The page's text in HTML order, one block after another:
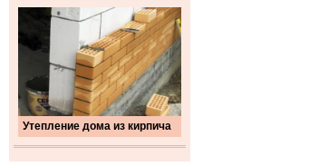
Утепление дома из кирпича